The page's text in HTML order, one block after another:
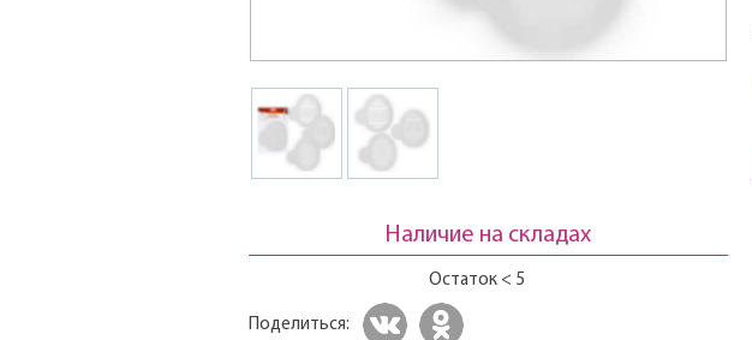
Наличие на складах
Остаток < 5
Поделиться: